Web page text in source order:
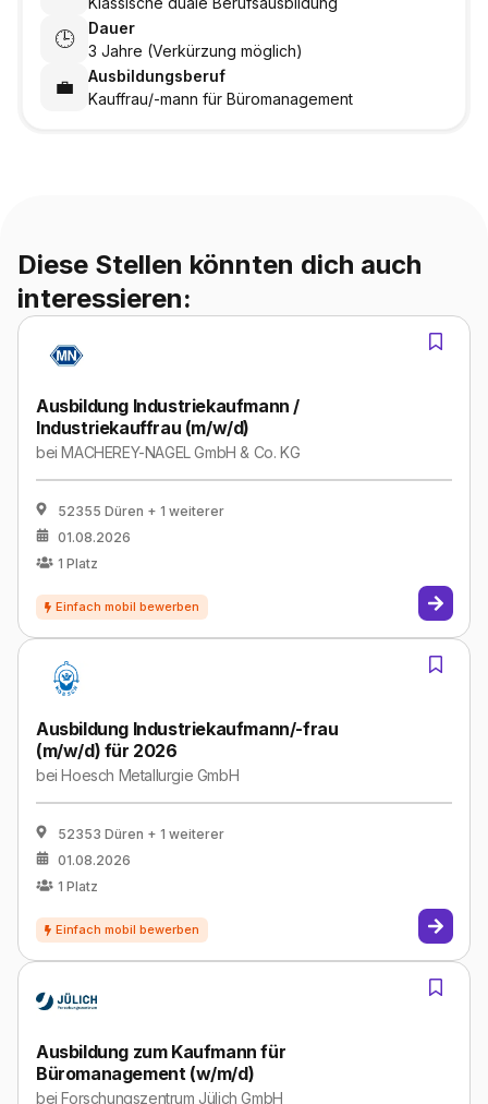
🕒
Dauer
3 Jahre (Verkürzung möglich)
💼
Ausbildungsberuf
Kauffrau/-mann für Büromanagement
Diese Stellen könnten dich auch
interessieren:
Ausbildung Industriekaufmann /
Industriekauffrau (m/w/d)
beiMACHEREY-NAGEL GmbH & Co. KG
52355 Düren + 1 weiterer
01.08.2026
1 Platz
Ausbildung Industriekaufmann/-frau
(m/w/d) für 2026
beiHoesch Metallurgie GmbH
52353 Düren + 1 weiterer
01.08.2026
1 Platz
Ausbildung zum Kaufmann für
Büromanagement (w/m/d)
beiForschungszentrum Jülich GmbH